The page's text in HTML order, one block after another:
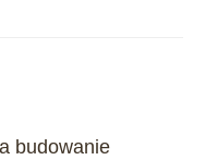
budowanie